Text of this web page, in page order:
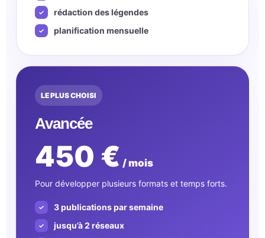
rédaction des légendes
planification mensuelle
LE PLUS CHOISI
Avancée
450 € / mois
Pour développer plusieurs formats et temps forts.
3 publications par semaine
jusqu’à 2 réseaux